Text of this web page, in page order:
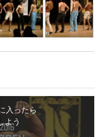
入ったら
よう